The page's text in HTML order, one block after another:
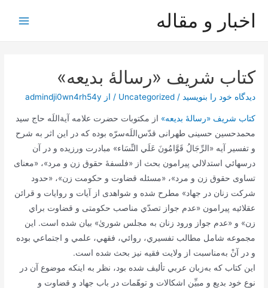
اخبار و مقاله
کتاب شریف «رسالۀ بدیعه»
دیدگاه‌ خود را بنویسید /
Uncategorized / از admindji0wn4rh54y
کتاب شریف «رسالۀ بدیعه» از مکتوبات حضرت علامه آیة‌اللَه حاج سید
محمدحسین حسینی طهرانی قدّس‌اللَه‌سرّه بوده که در این اثر به شرح
و تفسير آيه «الرِّجَالُ قَوَّامُونَ عَلَي‌ النِّسَاء» مبادرت ورزیده و در آن‌
درسهائي‌ استدلالي پیرامون بحث از «فلسفۀ حقوق زن و مرد»، «معنای
تساوی حقوق زن و مرد»، «مسئله قضاوت و حکومت زن»، «حدود
شرکت زنان در جهاد» مطرح شده و شواهدی از آیات و روایات و قرائن
عقلائیه پیرامون «عدم‌ جواز تصدّي‌ مناصب‌ حكومتی‌ و قضاوت‌ براي‌
زن»‌ و «عدم‌ جواز ورود زنان‌ به‌ مجلس‌ شوریٰ»‌ بيان‌ شده‌ است‌. اين‌
مجموعه‌ شامل‌ مطالب‌ تفسيري‌، روائي‌، فقهي‌، علمي‌ و اجتماعي‌ بوده‌
و در آن‌ْ به‌مناسبت‌ از ولايت‌ فقيه‌ نيز بحث‌ شده‌ است‌.
اين كتاب كه‌ به‌زبان‌ عربي‌ تأليف‌ شده‌ بود، نظر به‌ اينكه‌ موضوع‌ آن در
نوع‌ خود بديع‌ و مبيِّن‌ اشكالات‌ و توهّمات‌ در باب‌ جهاد و قضاوت‌ و